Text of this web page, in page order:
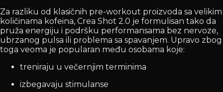
Za razliku od klasičnih pre-workout proizvoda sa velikim
količinama kofeina, Crea Shot 2.0 je formulisan tako da
pruža energiju i podršku performansama bez nervoze,
ubrzanog pulsa ili problema sa spavanjem. Upravo zbog
toga veoma je popularan među osobama koje:
treniraju u večernjim terminima
izbegavaju stimulanse